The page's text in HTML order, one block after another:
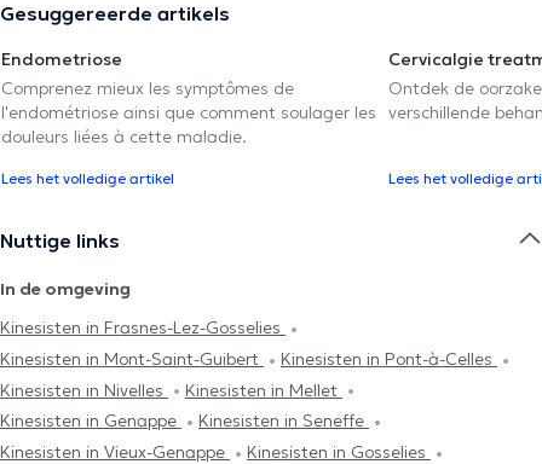
Gesuggereerde artikels
Endometriose
Comprenez mieux les symptômes de
l'endométriose ainsi que comment soulager les
douleurs liées à cette maladie.
Lees het volledige artikel
Cervicalgie
Ontdek de
verschillende
Lees het volledige
Nuttige links
In de omgeving
Kinesisten in Frasnes-Lez-Gosselies
Kinesisten in Mont-Saint-Guibert
Kinesisten in Pont-à-Celles
Kinesisten in Nivelles
Kinesisten in Mellet
Kinesisten in Genappe
Kinesisten in Seneffe
Kinesisten in Vieux-Genappe
Kinesisten in Gosselies